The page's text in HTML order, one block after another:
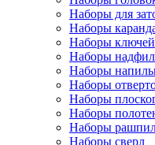
Наборы для
Наборы
Наборы ключей
Наборы
Наборы
Наборы
Наборы
Наборы
Наборы
Наборы сверл